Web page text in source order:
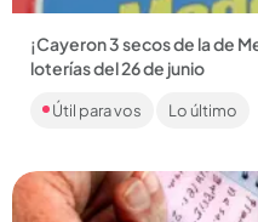
¡Cayeron 3 secos de la de
loterías del 26 de junio
Santander, Risaralda, por
Útil para vos Lo último